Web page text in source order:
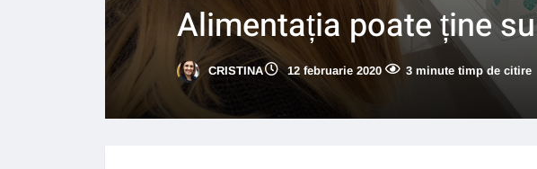
Alimentația poate ține
CRISTINA 12 februarie 2020 3 minute timp de citire